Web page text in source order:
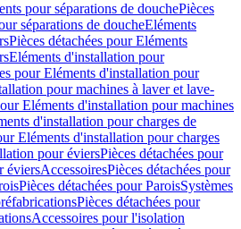
pour séparations de douchePièces
séparations de doucheEléments
Pièces détachées pour Eléments
Eléments d'installation pour
pour Eléments d'installation pour
pour machines à laver et lave-
Eléments d'installation pour machines
d'installation pour charges de
Eléments d'installation pour charges
pour éviersPièces détachées pour
éviersAccessoiresPièces détachées pour
Pièces détachées pour ParoisSystèmes
Pièces détachées pour
Accessoires pour l'isolation